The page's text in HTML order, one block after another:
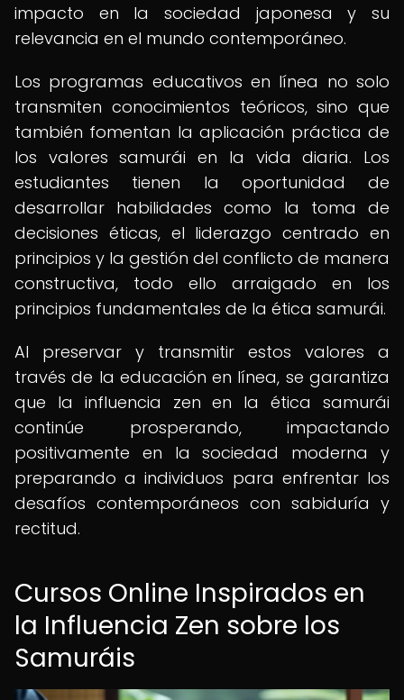
impacto en la sociedad japonesa y su
relevancia en el mundo contemporáneo.
Los programas educativos en línea no solo
transmiten conocimientos teóricos, sino que
también fomentan la aplicación práctica de
los valores samurái en la vida diaria. Los
estudiantes tienen la oportunidad de
desarrollar habilidades como la toma de
decisiones éticas, el liderazgo centrado en
principios y la gestión del conflicto de manera
constructiva, todo ello arraigado en los
principios fundamentales de la ética samurái.
Al preservar y transmitir estos valores a
través de la educación en línea, se garantiza
que la influencia zen en la ética samurái
continúe prosperando, impactando
positivamente en la sociedad moderna y
preparando a individuos para enfrentar los
desafíos contemporáneos con sabiduría y
rectitud.
Cursos Online Inspirados en
la Influencia Zen sobre los
Samuráis